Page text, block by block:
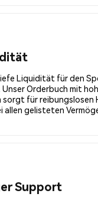
Liquidität für den
Orderbuch mit
sorgt für reibungslosen
allen gelisteten
Support